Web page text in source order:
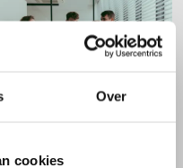
Over
cookies